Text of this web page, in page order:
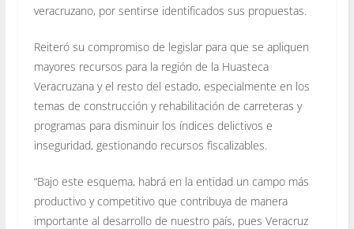
veracruzano, por sentirse identificados sus propuestas.
Reiteró su compromiso de legislar para que se apliquen
mayores recursos para la región de la Huasteca
Veracruzana y el resto del estado, especialmente en los
temas de construcción y rehabilitación de carreteras y
programas para disminuir los índices delictivos e
inseguridad, gestionando recursos fiscalizables.
“Bajo este esquema, habrá en la entidad un campo más
productivo y competitivo que contribuya de manera
importante al desarrollo de nuestro país, pues Veracruz